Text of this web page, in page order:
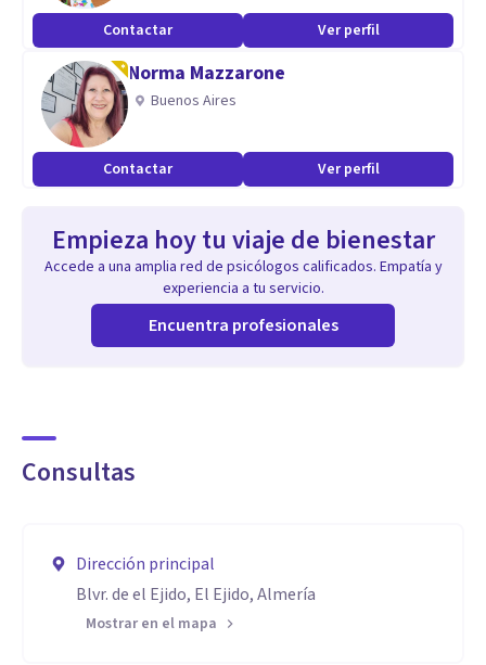
Contactar Ver perfil
Norma Mazzarone
Buenos Aires
Contactar Ver perfil
Empieza hoy tu viaje de bienestar
Accede a una amplia red de psicólogos calificados. Empatía y
experiencia a tu servicio.
Encuentra profesionales
Consultas
Dirección principal
Blvr. de el Ejido, El Ejido, Almería
Mostrar en el mapa